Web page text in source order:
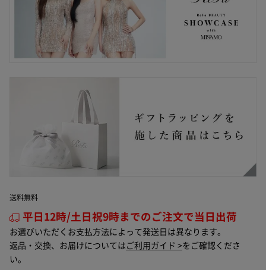
送料無料
平日12時/土日祝9時までのご注文で当日出荷
お選びいただくお支払方法によって発送日は異なります。
返品・交換、お届けについては ご利用ガイド >をご確認くださ
い。